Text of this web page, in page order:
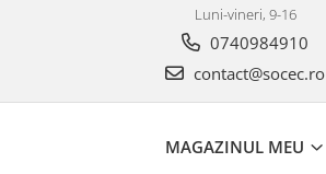
Luni-vineri, 9-16
0740984910
contact@socec.ro
MAGAZINUL MEU